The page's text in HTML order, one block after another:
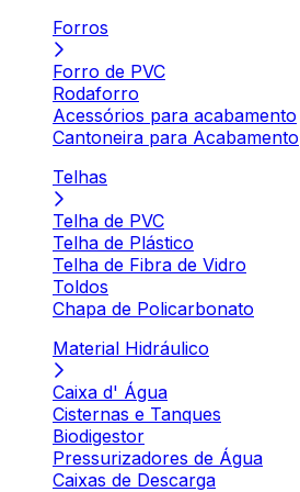
Forros
Forro de PVC
Rodaforro
Acessórios para acabamento
Cantoneira para Acabamento
Telhas
Telha de PVC
Telha de Plástico
Telha de Fibra de Vidro
Toldos
Chapa de Policarbonato
Material Hidráulico
Caixa d' Água
Cisternas e Tanques
Biodigestor
Pressurizadores de Água
Caixas de Descarga